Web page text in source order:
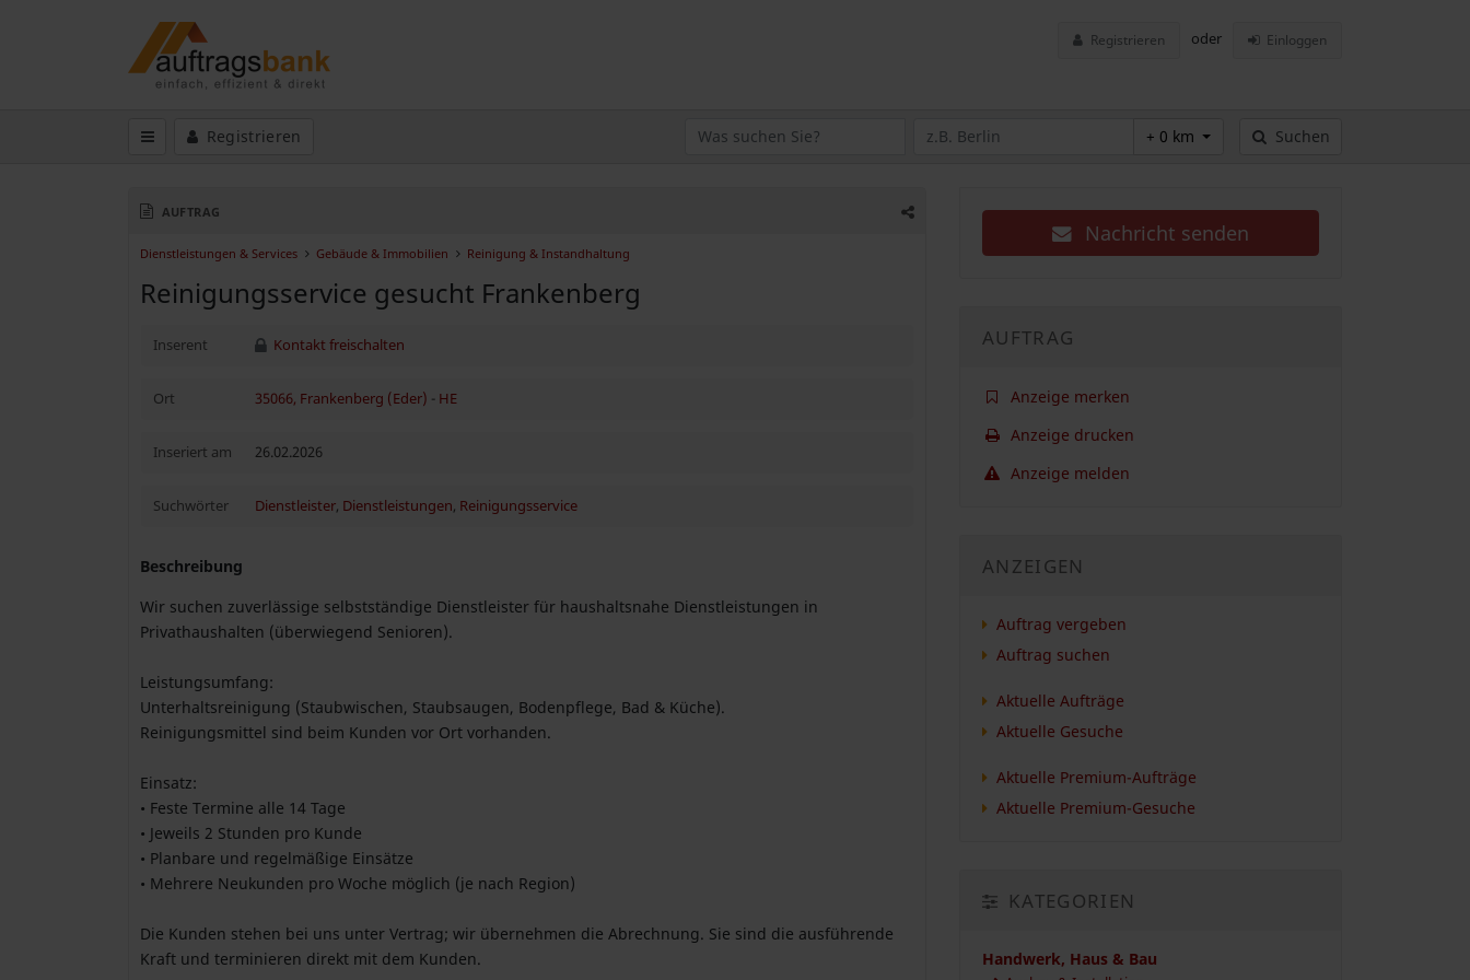
Registrieren oder Einloggen
Registrieren + 0 km Suchen
AUFTRAG
Dienstleistungen & Services Gebäude & Immobilien Reinigung & Instandhaltung
Reinigungsservice gesucht Frankenberg
Inserent Kontakt freischalten
Ort 35066, Frankenberg (Eder) - HE
Inseriert am 26.02.2026
Suchwörter Dienstleister, Dienstleistungen, Reinigungsservice
Beschreibung
Wir suchen zuverlässige selbstständige Dienstleister für haushaltsnahe Dienstleistungen in
Privathaushalten (überwiegend Senioren).
Leistungsumfang:
Unterhaltsreinigung (Staubwischen, Staubsaugen, Bodenpflege, Bad & Küche).
Reinigungsmittel sind beim Kunden vor Ort vorhanden.
Einsatz:
• Feste Termine alle 14 Tage
• Jeweils 2 Stunden pro Kunde
• Planbare und regelmäßige Einsätze
• Mehrere Neukunden pro Woche möglich (je nach Region)
Die Kunden stehen bei uns unter Vertrag; wir übernehmen die Abrechnung. Sie sind die ausführende
Kraft und terminieren direkt mit dem Kunden.
Nachricht senden
AUFTRAG
Anzeige merken
Anzeige drucken
Anzeige melden
ANZEIGEN
Auftrag vergeben
Auftrag suchen
Aktuelle Aufträge
Aktuelle Gesuche
Aktuelle Premium-Aufträge
Aktuelle Premium-Gesuche
KATEGORIEN
Handwerk, Haus & Bau